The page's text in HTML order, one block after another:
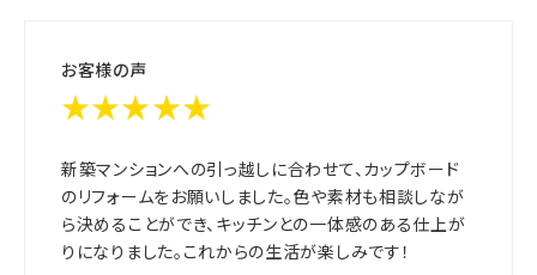
お客様の声
★★★★★
新築マンションへの引っ越しに合わせて、カップボード
のリフォームをお願いしました。色や素材も相談しなが
ら決めることができ、キッチンとの一体感のある仕上が
りになりました。これからの生活が楽しみです！